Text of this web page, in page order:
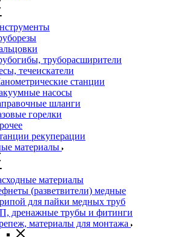
труборасширители
течеискатели
станции
насосы
шланги
горелки
рекуперации
материалы
материалы
(разветвители) медные
для пайки медных труб
дренажные трубы и фитинги
материалы для монтажа